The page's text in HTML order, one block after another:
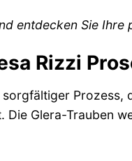
entdecken Sie
Rizzi
Die Glera-Trauben